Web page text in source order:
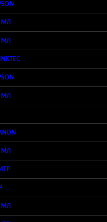
МЛ
МЛ
МЛ
МЛ
МЛ